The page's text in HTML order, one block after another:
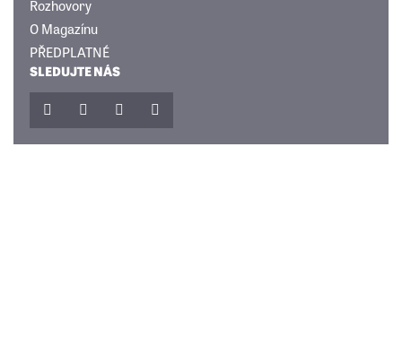
Rozhovory
O Magazínu
PŘEDPLATNÉ
SLEDUJTE NÁS